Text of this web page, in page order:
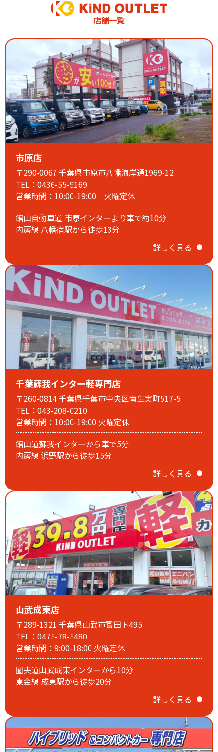
台風7号・8号の接近が予想されています
当店は通常営業を予定しております。
ご来店の際は、無理をなさらず、
28日は曇りの予報となっており、27日より天候が落ち着く見
込みです。
ご来店をご検討のお客様は、ぜひ28日以降のご来店もご利用
ください。
ご予約の変更や日時の調整も承っております。
お気軽にスタッフまでお問い合わせください。
スタッフ一同、皆様の安全を第一に営業してまいります。
2026.02.28
【3月定休日のお知らせ】
誠に勝手ながら
毎週火曜日・第1.3水曜日は定休日となります。
ご迷惑をおかけいたしますがご理解のほど、よろしくお願い
【2月定休日のお知らせ】
店舗一覧
市原店
〒290-0067 千葉県市原市八幡海岸通1969-12
TEL：0436-55-9169
営業時間：10:00-19:00 火曜定休
館山自動車道 市原インターより車で約10分
内房線 八幡宿駅から徒歩13分
詳しく見る
千葉蘇我インター軽専門店
〒260-0814 千葉県千葉市中央区南生実町517-5
TEL：043-208-0210
営業時間：10:00-19:00 火曜定休
館山道蘇我インターから車で5分
内房線 浜野駅から徒歩15分
詳しく見る
山武成東店
〒289-1321 千葉県山武市富田ト495
TEL：0475-78-5480
営業時間：9:00-18:00 火曜定休
圏央道山武成東インターから10分
東金線 成東駅から徒歩20分
詳しく見る